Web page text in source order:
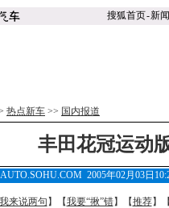
搜狐首页-新闻
热点新车 >> 国内报道
丰田花冠运动
AUTO.SOHU.COM 2005年02月03日
我来说两句 】【我要“揪”错】【推荐】